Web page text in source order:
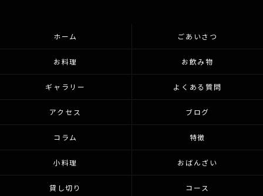
ホーム ごあいさつ
お料理 お飲み物
ギャラリー よくある質問
アクセス ブログ
コラム 特徴
小料理 おばんざい
貸し切り コース